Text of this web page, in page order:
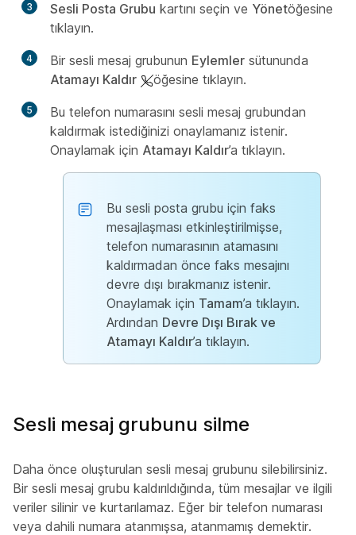
3 Sesli Posta Grubu kartını seçin ve Yönetöğesine
tıklayın.
4 Bir sesli mesaj grubunun Eylemler sütununda
Atamayı Kaldır
öğesine tıklayın.
5
Bu telefon numarasını sesli mesaj grubundan
kaldırmak istediğinizi onaylamanız istenir.
Onaylamak için Atamayı Kaldır’a tıklayın.
Bu sesli posta grubu için faks
mesajlaşması etkinleştirilmişse,
telefon numarasının atamasını
kaldırmadan önce faks mesajını
devre dışı bırakmanız istenir.
Onaylamak için Tamam’a tıklayın.
Ardından Devre Dışı Bırak ve
Atamayı Kaldır’a tıklayın.
Sesli mesaj grubunu silme
Daha önce oluşturulan sesli mesaj grubunu silebilirsiniz.
Bir sesli mesaj grubu kaldırıldığında, tüm mesajlar ve ilgili
veriler silinir ve kurtarılamaz. Eğer bir telefon numarası
veya dahili numara atanmışsa, atanmamış demektir.